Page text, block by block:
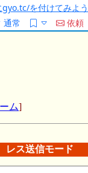
を付けてみよう
通常
依頼